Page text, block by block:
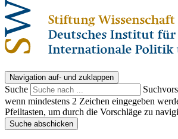
Navigation auf- und zuklappen
Suche
wenn mindestens 2 Zeichen eingegeben
Pfeiltasten, um durch die Vorschläge zu
Suche abschicken